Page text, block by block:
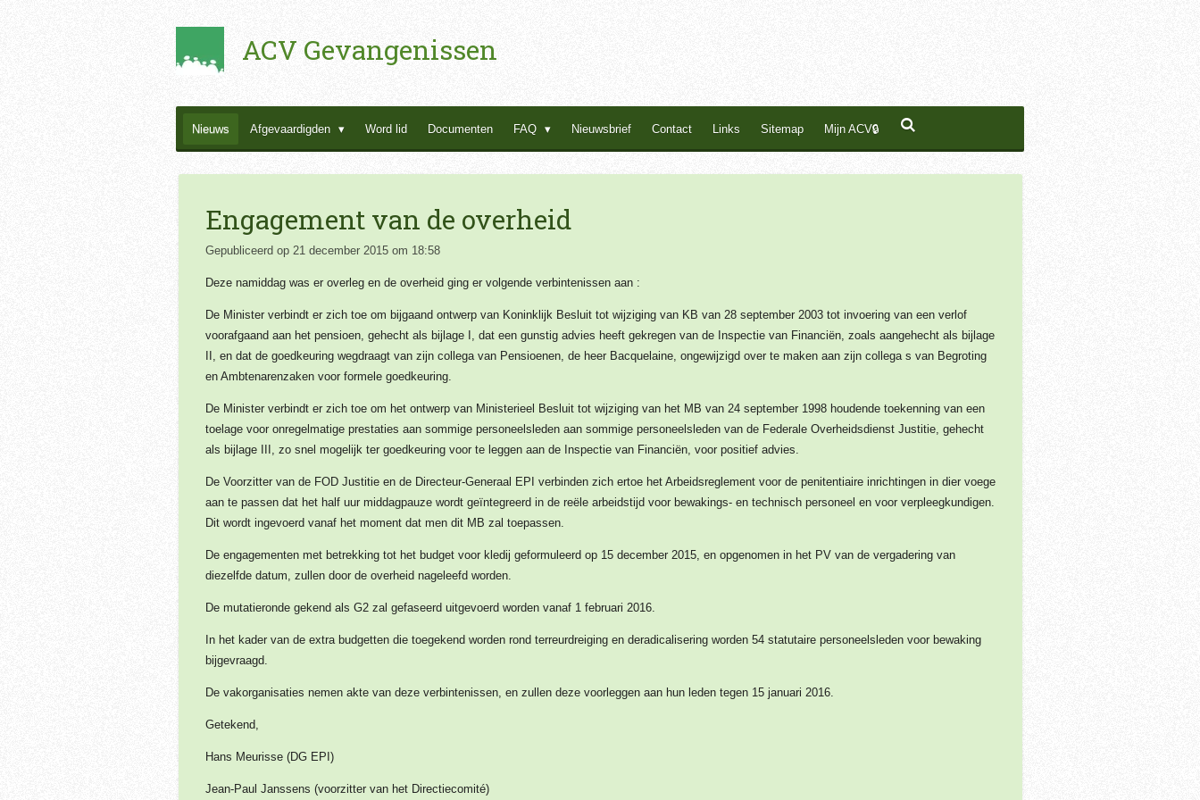
ACV Gevangenissen
Nieuws Afgevaardigden Word lid Documenten FAQ Nieuwsbrief Contact Links Sitemap Mijn ACV🔒
Engagement van de overheid
Gepubliceerd op 21 december 2015 om 18:58
Deze namiddag was er overleg en de overheid ging er volgende verbintenissen aan :
De Minister verbindt er zich toe om bijgaand ontwerp van Koninklijk Besluit tot wijziging van KB van 28 september 2003 tot invoering van een verlof
voorafgaand aan het pensioen, gehecht als bijlage I, dat een gunstig advies heeft gekregen van de Inspectie van Financiën, zoals aangehecht als bijlage
II, en dat de goedkeuring wegdraagt van zijn collega van Pensioenen, de heer Bacquelaine, ongewijzigd over te maken aan zijn collega s van Begroting
en Ambtenarenzaken voor formele goedkeuring.
De Minister verbindt er zich toe om het ontwerp van Ministerieel Besluit tot wijziging van het MB van 24 september 1998 houdende toekenning van een
toelage voor onregelmatige prestaties aan sommige personeelsleden aan sommige personeelsleden van de Federale Overheidsdienst Justitie, gehecht
als bijlage III, zo snel mogelijk ter goedkeuring voor te leggen aan de Inspectie van Financiën, voor positief advies.
De Voorzitter van de FOD Justitie en de Directeur-Generaal EPI verbinden zich ertoe het Arbeidsreglement voor de penitentiaire inrichtingen in dier voege
aan te passen dat het half uur middagpauze wordt geïntegreerd in de reële arbeidstijd voor bewakings- en technisch personeel en voor verpleegkundigen.
Dit wordt ingevoerd vanaf het moment dat men dit MB zal toepassen.
De engagementen met betrekking tot het budget voor kledij geformuleerd op 15 december 2015, en opgenomen in het PV van de vergadering van
diezelfde datum, zullen door de overheid nageleefd worden.
De mutatieronde gekend als G2 zal gefaseerd uitgevoerd worden vanaf 1 februari 2016.
In het kader van de extra budgetten die toegekend worden rond terreurdreiging en deradicalisering worden 54 statutaire personeelsleden voor bewaking
bijgevraagd.
De vakorganisaties nemen akte van deze verbintenissen, en zullen deze voorleggen aan hun leden tegen 15 januari 2016.
Getekend,
Hans Meurisse (DG EPI)
Jean-Paul Janssens (voorzitter van het Directiecomité)